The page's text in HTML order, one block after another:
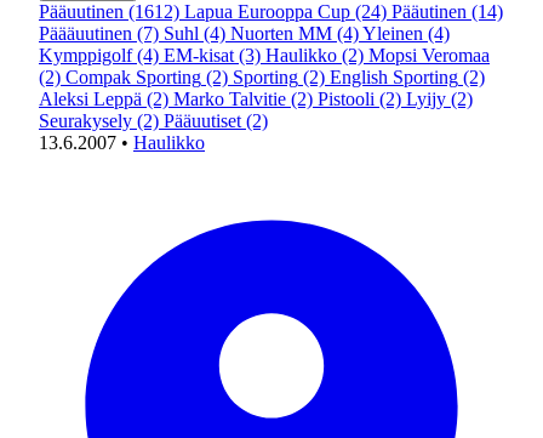
Pääuutinen (1612) Lapua Eurooppa Cup (24) Pääutinen (14)
Päääuutinen (7) Suhl (4) Nuorten MM (4)Yleinen (4)
Kymppigolf (4) EM-kisat (3) Haulikko (2) Mopsi Veromaa
(2) Compak Sporting (2) Sporting (2) English Sporting (2)
Aleksi Leppä (2) Marko Talvitie (2) Pistooli (2) Lyijy (2)
Seurakysely (2) Pääuutiset (2)
13.6.2007 • Haulikko